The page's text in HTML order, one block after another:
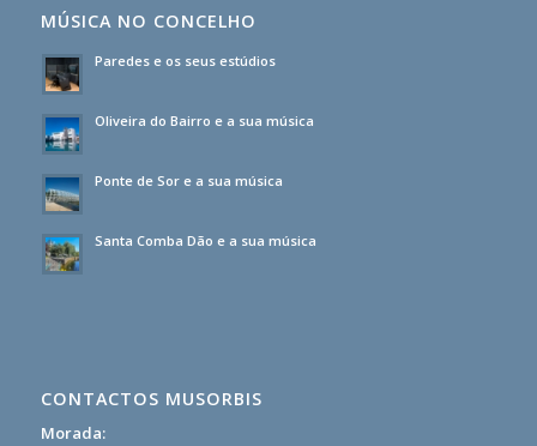
MÚSICA NO CONCELHO
Paredes e os seus estúdios
Oliveira do Bairro e a sua música
Ponte de Sor e a sua música
Santa Comba Dão e a sua música
CONTACTOS MUSORBIS
Morada: